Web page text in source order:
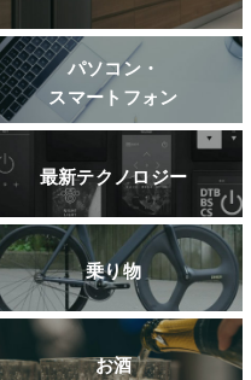
パソコン・
スマートフォン
最新テクノロジー
乗り物
お酒